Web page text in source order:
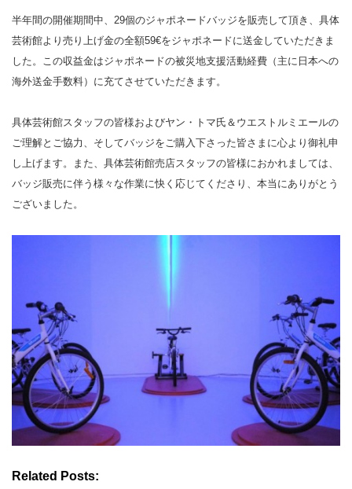
半年間の開催期間中、29個のジャポネードバッジを販売して頂き、具体
芸術館より売り上げ金の全額59€をジャポネードに送金していただきま
した。この収益金はジャポネードの被災地支援活動経費（主に日本への
海外送金手数料）に充てさせていただきます。
具体芸術館スタッフの皆様およびヤン・トマ氏＆ウエストルミエールの
ご理解とご協力、そしてバッジをご購入下さった皆さまに心より御礼申
し上げます。また、具体芸術館売店スタッフの皆様におかれましては、
バッジ販売に伴う様々な作業に快く応じてくださり、本当にありがとう
ございました。
Related Posts: